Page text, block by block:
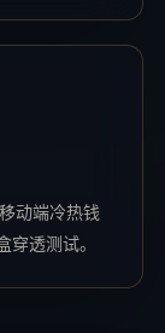
动端冷热钱
透测试。